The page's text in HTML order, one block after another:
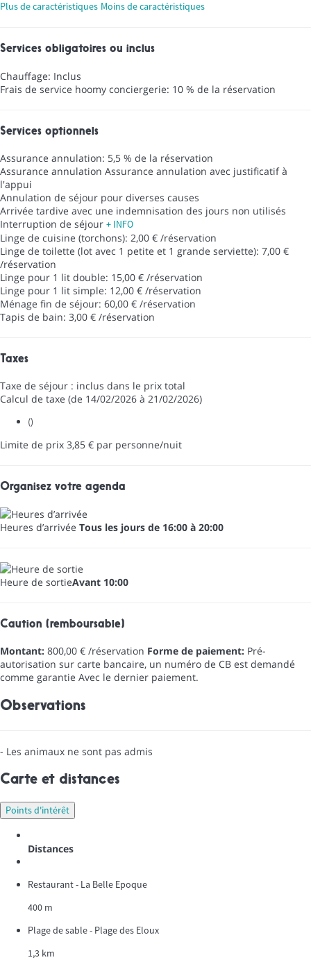
Plus de caractéristiques Moins de caractéristiques
Services obligatoires ou inclus
Chauffage: Inclus
Frais de service hoomy conciergerie: 10 % de la réservation
Services optionnels
Assurance annulation: 5,5 % de la réservation
Assurance annulation Assurance annulation avec justificatif à
l'appui
Annulation de séjour pour diverses causes
Arrivée tardive avec une indemnisation des jours non utilisés
Interruption de séjour + INFO
Linge de cuisine (torchons): 2,00 € /réservation
Linge de toilette (lot avec 1 petite et 1 grande serviette): 7,00 €
/réservation
Linge pour 1 lit double: 15,00 € /réservation
Linge pour 1 lit simple: 12,00 € /réservation
Ménage fin de séjour: 60,00 € /réservation
Tapis de bain: 3,00 € /réservation
Taxes
Taxe de séjour : inclus dans le prix total
Calcul de taxe (de 14/02/2026 à 21/02/2026)
()
Limite de prix 3,85 € par personne/nuit
Organisez votre agenda
Heures d’arrivée Tous les jours de 16:00 à 20:00
Heure de sortieAvant 10:00
Caution (remboursable)
Montant: 800,00 € /réservation Forme de paiement: Pré-
autorisation sur carte bancaire, un numéro de CB est demandé
comme garantie Avec le dernier paiement.
Observations
- Les animaux ne sont pas admis
Carte et distances
Points d'intérêt
Distances
Restaurant - La Belle Epoque
400 m
Plage de sable - Plage des Eloux
1,3 km